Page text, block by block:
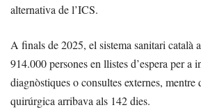
alternativa de l’ICS.
A finals de 2025, el sistema sanitari català
914.000 persones en llistes d’espera per a
diagnòstiques o consultes externes, mentre
quirúrgica arribava als 142 dies.